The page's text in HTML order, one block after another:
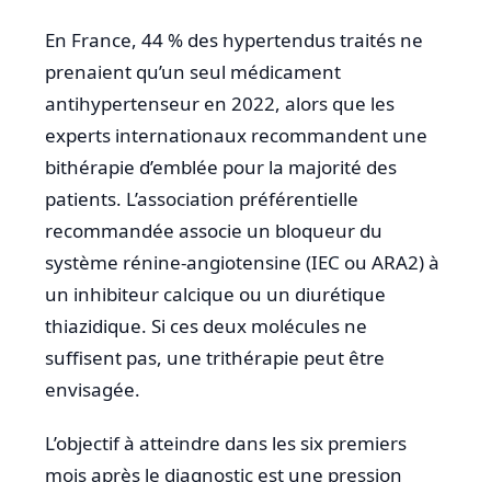
En France, 44 % des hypertendus traités ne
prenaient qu’un seul médicament
antihypertenseur en 2022, alors que les
experts internationaux recommandent une
bithérapie d’emblée pour la majorité des
patients. L’association préférentielle
recommandée associe un bloqueur du
système rénine-angiotensine (IEC ou ARA2) à
un inhibiteur calcique ou un diurétique
thiazidique. Si ces deux molécules ne
suffisent pas, une trithérapie peut être
envisagée.
L’objectif à atteindre dans les six premiers
mois après le diagnostic est une pression